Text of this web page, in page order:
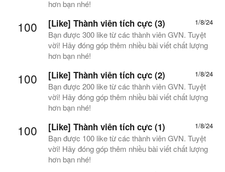
hơn bạn nhé!
100 1/8/24
[Like] Thành viên tích cực (3)
Bạn được 300 like từ các thành viên GVN. Tuyệt
vời! Hãy đóng góp thêm nhiều bài viết chất lượng
hơn bạn nhé!
100 1/8/24
[Like] Thành viên tích cực (2)
Bạn được 200 like từ các thành viên GVN. Tuyệt
vời! Hãy đóng góp thêm nhiều bài viết chất lượng
hơn bạn nhé!
100 1/8/24
[Like] Thành viên tích cực (1)
Bạn được 100 like từ các thành viên GVN. Tuyệt
vời! Hãy đóng góp thêm nhiều bài viết chất lượng
hơn bạn nhé!